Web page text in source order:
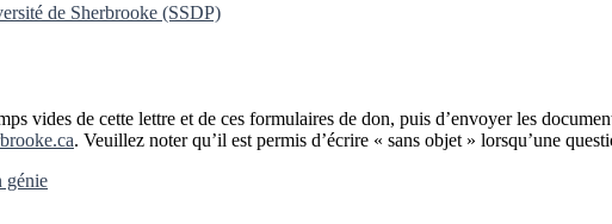
de Sherbrooke (SSDP)
vides de cette lettre et de ces formulaires de don, puis d’envoyer les
. Veuillez noter qu’il est permis d’écrire « sans objet » lorsqu’une
génie